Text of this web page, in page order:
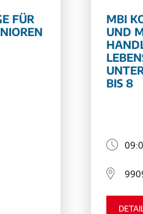
FÜR
MBI
UND
BIS 8